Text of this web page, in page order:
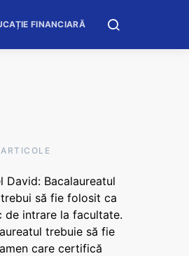
FINANCIARĂ
David: Bacalaureatul
să fie folosit ca
de intrare la facultate.
trebuie să fie
care certifică